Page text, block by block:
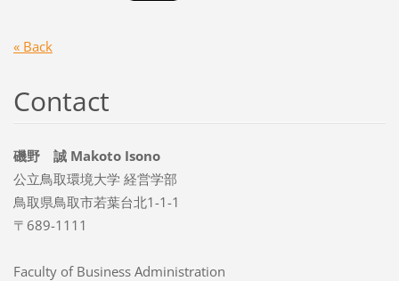
« Back
Contact
磯野 誠 Makoto Isono
公立鳥取環境大学 経営学部
鳥取県鳥取市若葉台北1-1-1
〒689-1111
Faculty of Business Administration